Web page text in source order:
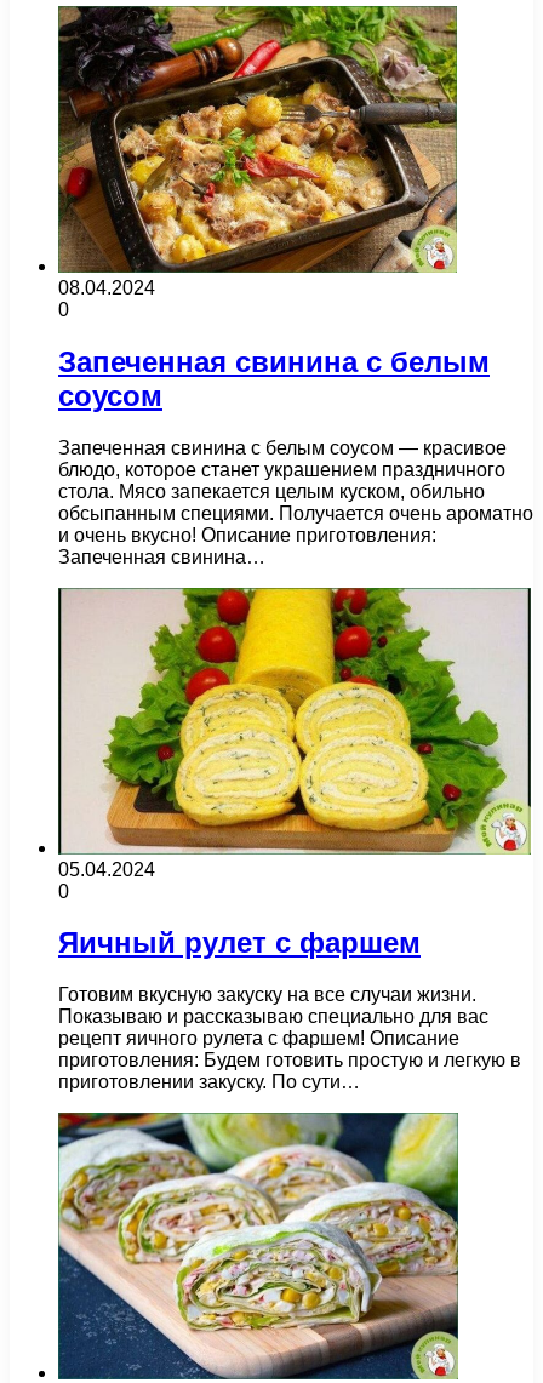
08.04.2024
0
Запеченная свинина с белым
соусом
Запеченная свинина с белым соусом — красивое
блюдо, которое станет украшением праздничного
стола. Мясо запекается целым куском, обильно
обсыпанным специями. Получается очень ароматно
и очень вкусно! Описание приготовления:
Запеченная свинина…
05.04.2024
0
Яичный рулет с фаршем
Готовим вкусную закуску на все случаи жизни.
Показываю и рассказываю специально для вас
рецепт яичного рулета с фаршем! Описание
приготовления: Будем готовить простую и легкую в
приготовлении закуску. По сути…